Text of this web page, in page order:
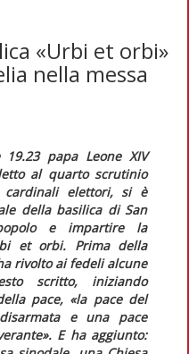
«Urbi et orbi»
nella messa
papa Leone XIV
al quarto scrutinio
cardinali elettori, si è
della basilica di San
e impartire la
et orbi. Prima della
rivolto ai fedeli alcune
scritto, iniziando
pace, «la pace del
e una pace
. E ha aggiunto: